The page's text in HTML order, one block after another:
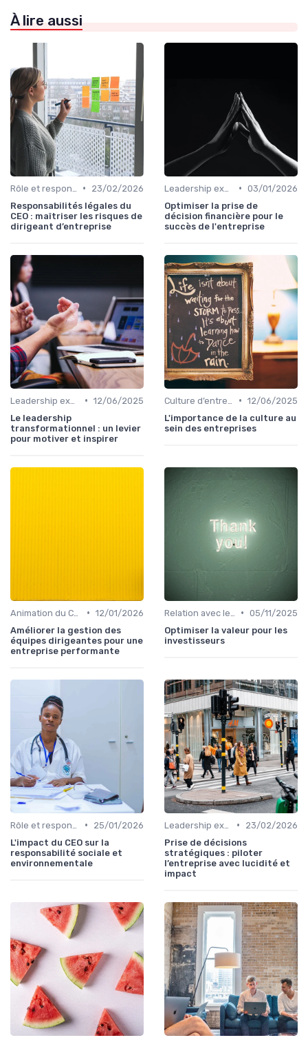
À lire aussi
•
23/02/2026
Responsabilités légales du
CEO : maîtriser les risques de
dirigeant d’entreprise
• 03/01/2026
Optimiser la prise de
décision financière pour le
succès de l'entreprise
• 12/06/2025
Le leadership
transformationnel : un levier
pour motiver et inspirer
• 12/06/2025
L'importance de la culture au
sein des entreprises
• 12/01/2026
Améliorer la gestion des
équipes dirigeantes pour une
entreprise performante
• 05/11/2025
Optimiser la valeur pour les
investisseurs
•
25/01/2026
L'impact du CEO sur la
responsabilité sociale et
environnementale
•
23/02/2026
Prise de décisions
stratégiques : piloter
l’entreprise avec lucidité et
impact